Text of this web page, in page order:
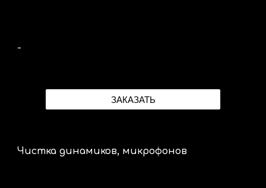
-
ЗАКАЗАТЬ
Чистка динамиков, микрофонов